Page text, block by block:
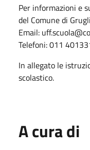
Per informazioni e
del Comune di
Email:
Telefoni: 011
In allegato le
scolastico.
A cura di